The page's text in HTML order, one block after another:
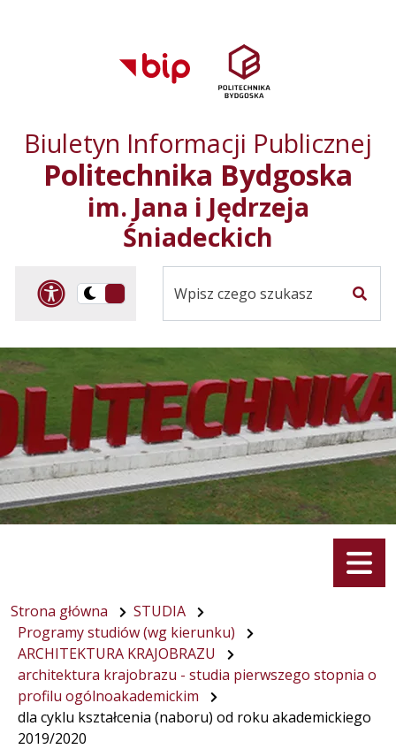
głównego menu
serwisu
Biuletyn Informacji Publicznej
Politechnika Bydgoska
im. Jana i Jędrzeja
Śniadeckich
Panel dostosowania
Przelącz
kontrastowa
Menu
Strona główna
STUDIA
Programy studiów (wg kierunku)
ARCHITEKTURA KRAJOBRAZU
architektura krajobrazu - studia pierwszego stopnia o
profilu ogólnoakademickim
dla cyklu kształcenia (naboru) od roku akademickiego
2019/2020